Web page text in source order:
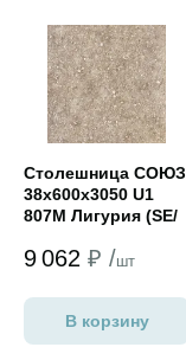
Столешница СОЮЗ
38х600х3050 U1
807М Лигурия (SE/
9 062 ₽ /шт
В корзину